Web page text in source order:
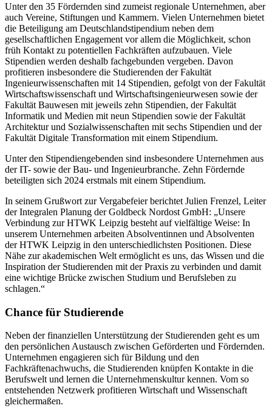
Unter den 35 Fördernden sind zumeist regionale Unternehmen, aber
auch Vereine, Stiftungen und Kammern. Vielen Unternehmen bietet
die Beteiligung am Deutschlandstipendium neben dem
gesellschaftlichen Engagement vor allem die Möglichkeit, schon
früh Kontakt zu potentiellen Fachkräften aufzubauen. Viele
Stipendien werden deshalb fachgebunden vergeben. Davon
profitieren insbesondere die Studierenden der Fakultät
Ingenieurwissenschaften mit 14 Stipendien, gefolgt von der Fakultät
Wirtschaftswissenschaft und Wirtschaftsingenieurwesen sowie der
Fakultät Bauwesen mit jeweils zehn Stipendien, der Fakultät
Informatik und Medien mit neun Stipendien sowie der Fakultät
Architektur und Sozialwissenschaften mit sechs Stipendien und der
Fakultät Digitale Transformation mit einem Stipendium.
Unter den Stipendiengebenden sind insbesondere Unternehmen aus
der IT- sowie der Bau- und Ingenieurbranche. Zehn Fördernde
beteiligten sich 2024 erstmals mit einem Stipendium.
In seinem Grußwort zur Vergabefeier berichtet Julien Frenzel, Leiter
der Integralen Planung der Goldbeck Nordost GmbH: „Unsere
Verbindung zur HTWK Leipzig besteht auf vielfältige Weise: In
unserem Unternehmen arbeiten Absolventinnen und Absolventen
der HTWK Leipzig in den unterschiedlichsten Positionen. Diese
Nähe zur akademischen Welt ermöglicht es uns, das Wissen und die
Inspiration der Studierenden mit der Praxis zu verbinden und damit
eine wichtige Brücke zwischen Studium und Berufsleben zu
schlagen.“
Chance für Studierende
Neben der finanziellen Unterstützung der Studierenden geht es um
den persönlichen Austausch zwischen Geförderten und Fördernden.
Unternehmen engagieren sich für Bildung und den
Fachkräftenachwuchs, die Studierenden knüpfen Kontakte in die
Berufswelt und lernen die Unternehmenskultur kennen. Vom so
entstehenden Netzwerk profitieren Wirtschaft und Wissenschaft
gleichermaßen.